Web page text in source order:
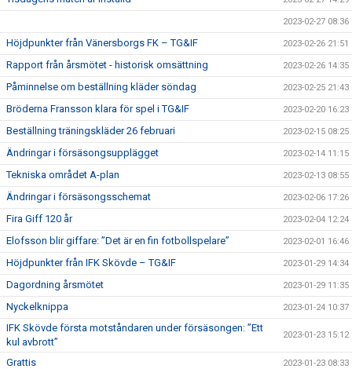
2023-02-27 08:36
Höjdpunkter från Vänersborgs FK – TG&IF 2023-02-26 21:51
Rapport från årsmötet - historisk omsättning 2023-02-26 14:35
Påminnelse om beställning kläder söndag 2023-02-25 21:43
Bröderna Fransson klara för spel i TG&IF 2023-02-20 16:23
Beställning träningskläder 26 februari 2023-02-15 08:25
Ändringar i försäsongsupplägget 2023-02-14 11:15
Tekniska området A-plan 2023-02-13 08:55
Ändringar i försäsongsschemat 2023-02-06 17:26
Fira Giff 120 år 2023-02-04 12:24
Elofsson blir giffare: ”Det är en fin fotbollspelare” 2023-02-01 16:46
Höjdpunkter från IFK Skövde – TG&IF 2023-01-29 14:34
Dagordning årsmötet 2023-01-29 11:35
Nyckelknippa 2023-01-24 10:37
IFK Skövde första motståndaren under försäsongen: ”Ett
kul avbrott”
2023-01-23 15:12
Grattis 2023-01-23 08:33